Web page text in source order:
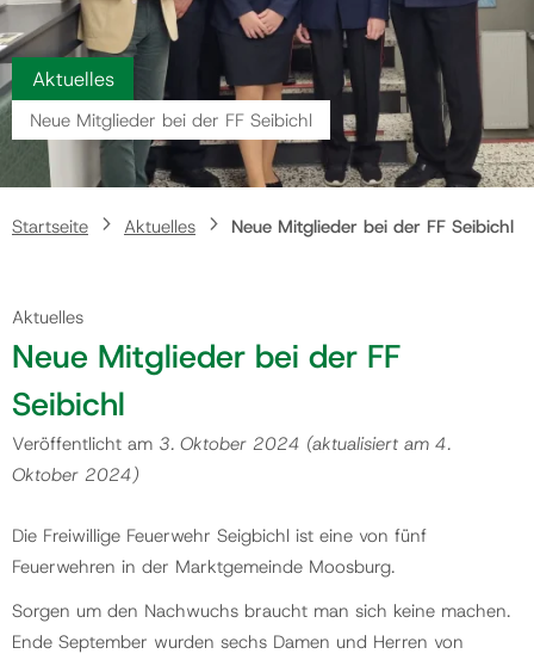
Veranstaltungen
Politik
Gemeinde
Aktuelles
Neue Mitglieder bei der FF Seibichl
Startseite Aktuelles Neue Mitglieder bei der FF Seibichl
Aktuelles
Neue Mitglieder bei der FF
Seibichl
Veröffentlicht am 3. Oktober 2024 (aktualisiert am 4.
Oktober 2024)
Die Freiwillige Feuerwehr Seigbichl ist eine von fünf
Feuerwehren in der Marktgemeinde Moosburg.
Sorgen um den Nachwuchs braucht man sich keine machen.
Ende September wurden sechs Damen und Herren von